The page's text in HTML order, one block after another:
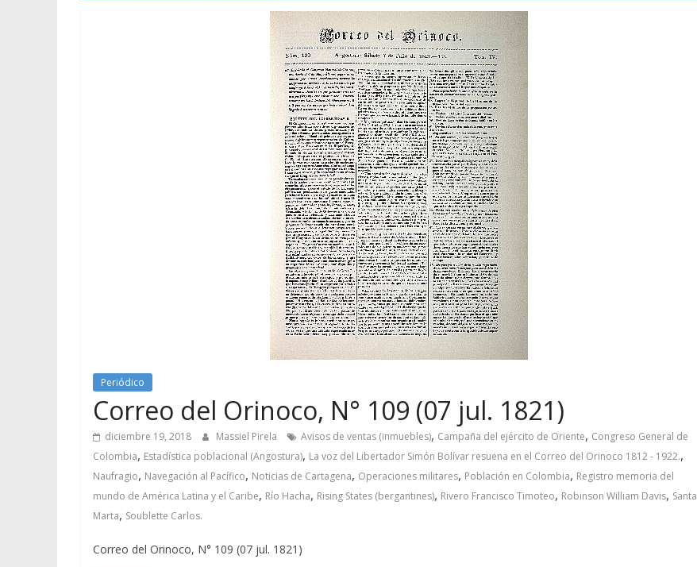
Periódico
Correo del Orinoco, N° 109 (07 jul. 1821)
diciembre 19, 2018 Massiel Pirela Avisos de ventas (inmuebles), Campaña del ejército de Oriente, Congreso General de
Colombia, Estadística poblacional (Angostura), La voz del Libertador Simón Bolívar resuena en el Correo del Orinoco 1812 - 1922.,
Naufragio, Navegación al Pacífico, Noticias de Cartagena, Operaciones militares, Población en Colombia, Registro memoria del
mundo de América Latina y el Caribe, Río Hacha, Rising States (bergantines), Rivero Francisco Timoteo, Robinson William Davis, Santa
Marta, Soublette Carlos.
Correo del Orinoco, N° 109 (07 jul. 1821)